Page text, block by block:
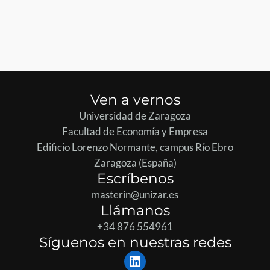
Ven a vernos
Universidad de Zaragoza
Facultad de Economía y Empresa
Edificio Lorenzo Normante, campus Río Ebro
Zaragoza (España)
Escríbenos
masterin@unizar.es
Llámanos
+34 876 554961
Síguenos en nuestras redes
LinkedIn